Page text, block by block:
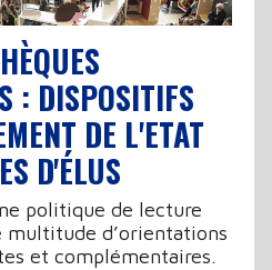
: DISPOSITIFS
DE L'ETAT
D'ÉLUS
politique de lecture
multitude d’orientations
et complémentaires.